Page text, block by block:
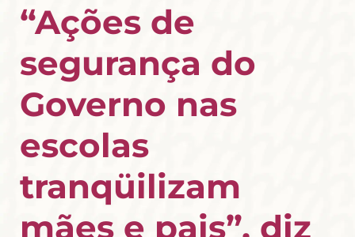
“Ações de
segurança do
Governo nas
escolas
tranqüilizam
mães e pais”, diz